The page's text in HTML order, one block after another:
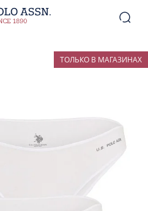
ТОЛЬКО В МАГАЗИНАХ